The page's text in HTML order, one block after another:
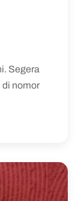
Segera
di nomor